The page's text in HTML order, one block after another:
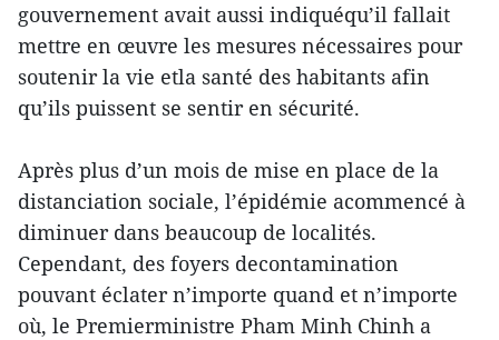
gouvernement avait aussi indiquéqu’il fallait
mettre en œuvre les mesures nécessaires pour
soutenir la vie etla santé des habitants afin
qu’ils puissent se sentir en sécurité.
Après plus d’un mois de mise en place de la
distanciation sociale, l’épidémie acommencé à
diminuer dans beaucoup de localités.
Cependant, des foyers decontamination
pouvant éclater n’importe quand et n’importe
où, le Premierministre Pham Minh Chinh a